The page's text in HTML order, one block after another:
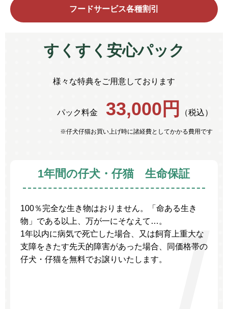
フードサービス各種割引
すくすく安心パック
様々な特典をご用意しております
パック料金 33,000円 （税込）
※仔犬仔猫お買い上げ時に諸経費としてかかる費用です
1年間の仔犬・仔猫 生命保証
100％完全な生き物はおりません。「命ある生き
物」である以上、万が一にそなえて…。
1年以内に病気で死亡した場合、又は飼育上重大な
支障をきたす先天的障害があった場合、同価格帯の
仔犬・仔猫を無料でお譲りいたします。